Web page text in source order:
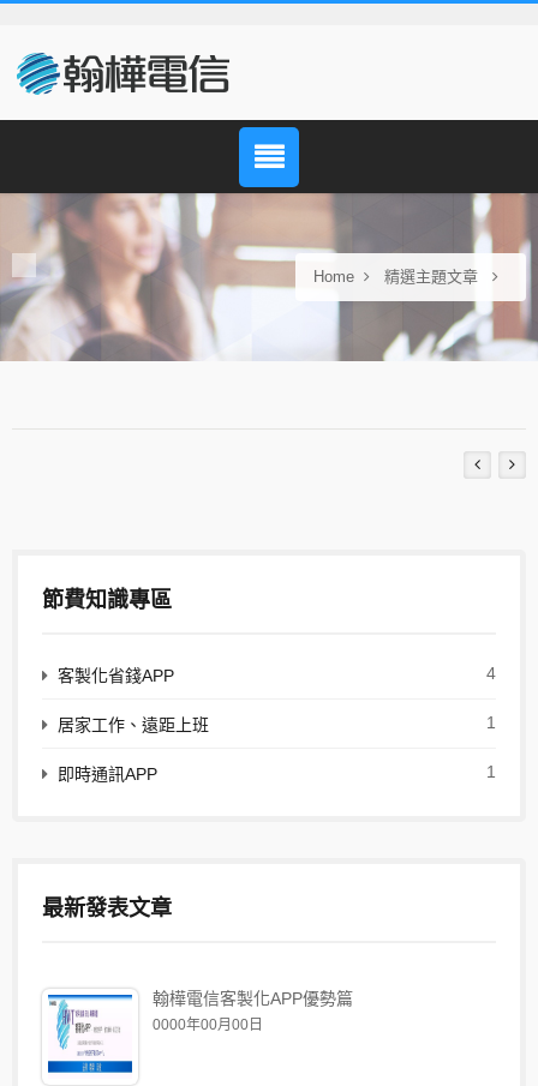
Home 精選主題文章
節費知識專區
客製化省錢APP 4
居家工作、遠距上班 1
即時通訊APP 1
最新發表文章
翰樺電信客製化APP優勢篇
0000年00月00日